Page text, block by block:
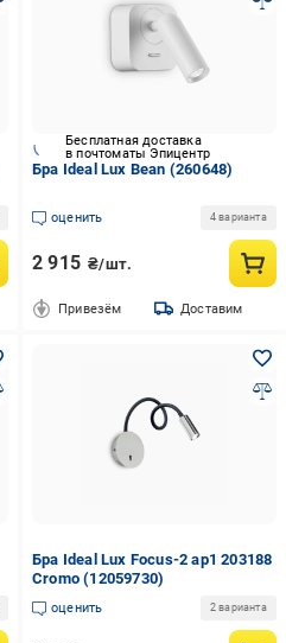
Бесплатная доставка
в почтоматы Эпицентр
Бра Ideal Lux Bean (260648)
оценить 4 варианта
2 915 ₴/шт.
Привезём Доставим
Бра Ideal Lux Focus-2 ap1 203188
Cromo (12059730)
оценить 2 варианта